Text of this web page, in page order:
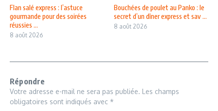
Flan salé express : l’astuce
gourmande pour des soirées
réussies ...
8 août 2026
Bouchées de poulet au Panko : le
secret d’un dîner express et sav ...
8 août 2026
Répondre
Votre adresse e-mail ne sera pas publiée. Les champs
obligatoires sont indiqués avec *